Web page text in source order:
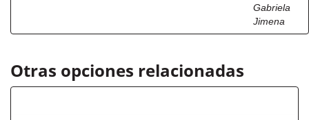
Gabriela
Jimena
Otras opciones relacionadas